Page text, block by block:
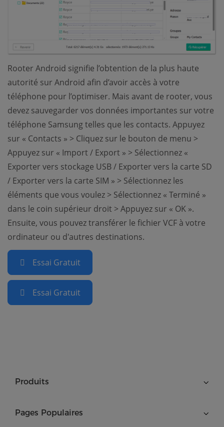
Rooter Android signifie l’obtention de la plus haute
autorité sur Android afin d’avoir accès à votre
téléphone pour l’optimiser. Mais avant de rooter, vous
devez sauvegarder vos données importantes sur votre
téléphone Samsung telles que les contacts. Appuyez
sur « Contacts » > Cliquez sur le bouton de menu >
Appuyez sur « Import / Export » > Sélectionnez «
Exporter vers stockage USB / Exporter vers la carte SD
/ Exporter vers la carte SIM » > Sélectionnez les
éléments que vous voulez > Sélectionnez « Terminé »
dans le coin supérieur droit > Appuyez sur « OK ».
Ensuite, vous pouvez transférer le fichier VCF à votre
ordinateur ou d'autres destinations.
Essai Gratuit
Essai Gratuit
Produits
Pages Populaires